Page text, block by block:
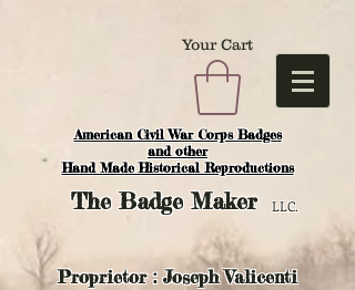
American Civil War Corps Badges
and other
Hand Made Historical Reproductions
Your Cart
TheBadge Maker LLC.
Proprietor : Joseph Valicenti